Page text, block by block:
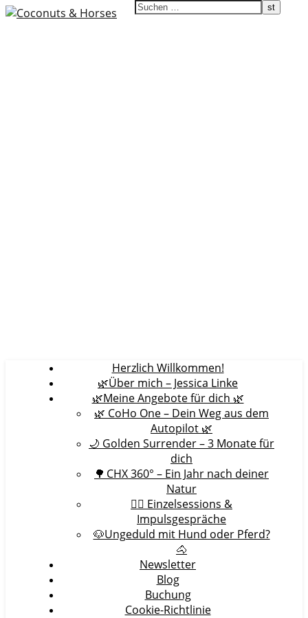
Herzlich Willkommen!
🌿Über mich – Jessica Linke
🌿Meine Angebote für dich 🌿
🌿 CoHo One – Dein Weg aus dem
Autopilot 🌿
🌙 Golden Surrender – 3 Monate für
dich
🌳 CHX 360° – Ein Jahr nach deiner
Natur
🧘‍♀️ Einzelsessions &
Impulsgespräche
🐶Ungeduld mit Hund oder Pferd?
🐴
Newsletter
Blog
Buchung
Cookie-Richtlinie